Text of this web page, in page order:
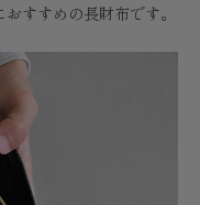
すすめの長財布です。